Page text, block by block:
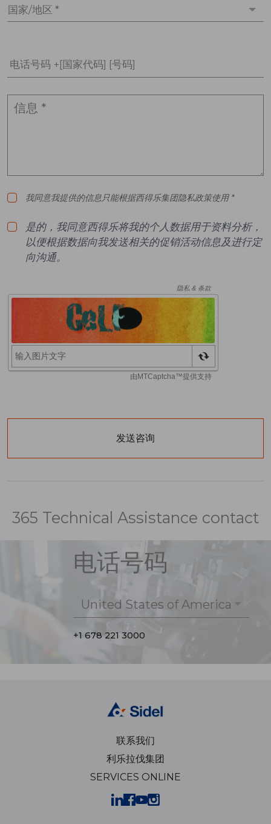
国家/地区 *
电话号码 +[国家代码] [号码]
我同意我提供的信息只能根据西得乐集团隐私政策使用 *
是的，我同意西得乐将我的个人数据用于资料分析，
以便根据数据向我发送相关的促销活动信息及进行定
向沟通。
365 Technical Assistance contact
电话号码
United States of America
+1 678 221 3000
联系我们
利乐拉伐集团
SERVICES ONLINE